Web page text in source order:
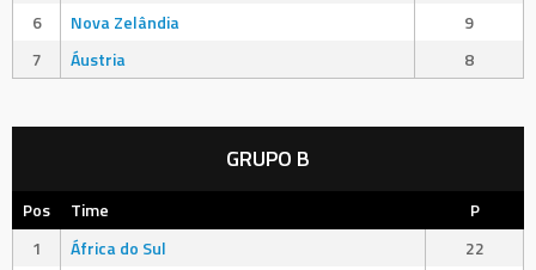
6
Nova Zelândia
9
7
Áustria 8
GRUPO B
Pos Time
P
1
África do Sul
22